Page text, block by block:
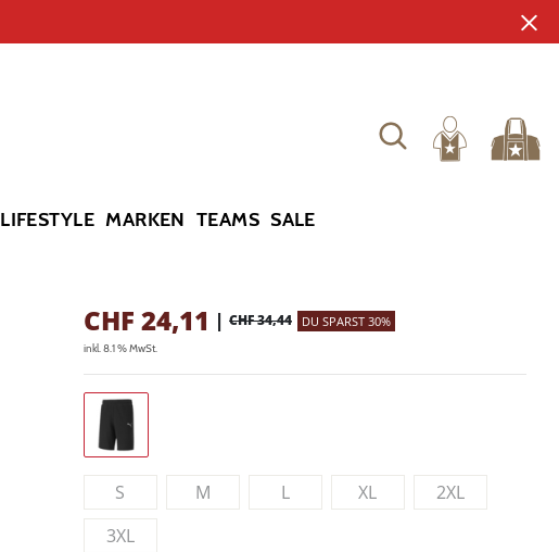
LIFESTYLE MARKEN TEAMS SALE
CHF 24,11 | CHF 34,44 DU SPARST 30%
inkl. 8.1 % MwSt.
S M L XL
2XL
3XL